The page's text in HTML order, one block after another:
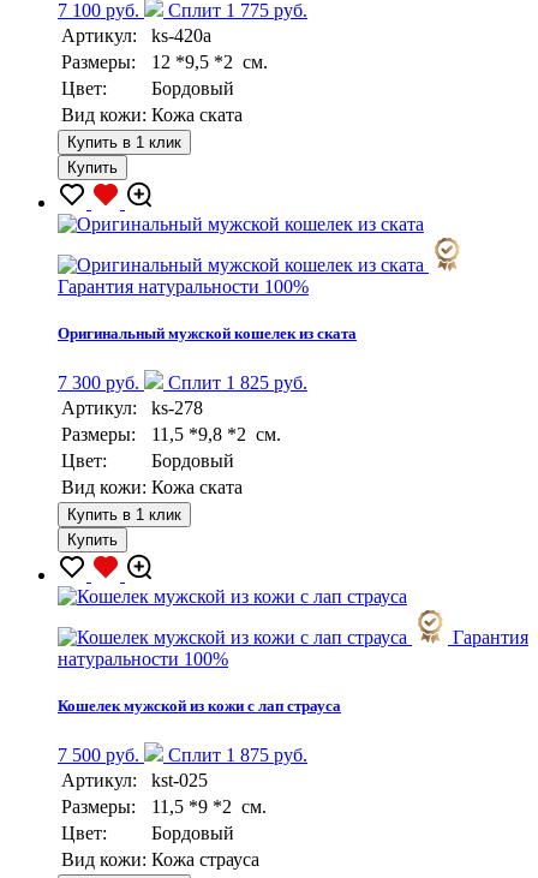
7 100 руб.
Сплит 1 775 руб.
Артикул:
ks-420a
Размеры:
12 *9,5 *2 см.
Цвет:
Бордовый
Вид кожи: Кожа ската
Купить в 1 клик
Купить
Гарантия натуральности 100%
Оригинальный мужской кошелек из ската
7 300 руб.
Сплит 1 825 руб.
Артикул:
ks-278
Размеры:
11,5 *9,8 *2 см.
Цвет:
Бордовый
Вид кожи: Кожа ската
Купить в 1 клик
Купить
Гарантия
натуральности 100%
Кошелек мужской из кожи с лап страуса
7 500 руб.
Сплит 1 875 руб.
Артикул:
kst-025
Размеры:
11,5 *9 *2 см.
Цвет:
Бордовый
Вид кожи: Кожа страуса